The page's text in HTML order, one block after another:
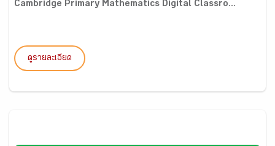
Cambridge Primary Mathematics Digital Classro...
ดูรายละเอียด